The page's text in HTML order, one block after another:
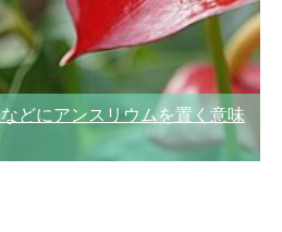
どにアンスリウムを置く意味